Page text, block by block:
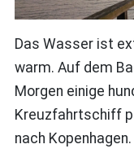
Das Wasser ist
warm. Auf dem
Morgen einige
Kreuzfahrtschiff
nach